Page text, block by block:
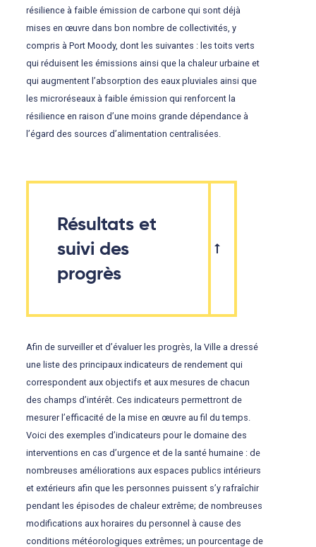
résilience à faible émission de carbone qui sont déjà
mises en œuvre dans bon nombre de collectivités, y
compris à Port Moody, dont les suivantes : les toits verts
qui réduisent les émissions ainsi que la chaleur urbaine et
qui augmentent l’absorption des eaux pluviales ainsi que
les microréseaux à faible émission qui renforcent la
résilience en raison d’une moins grande dépendance à
l’égard des sources d’alimentation centralisées.
Résultats et
suivi des
progrès
Afin de surveiller et d’évaluer les progrès, la Ville a dressé
une liste des principaux indicateurs de rendement qui
correspondent aux objectifs et aux mesures de chacun
des champs d’intérêt. Ces indicateurs permettront de
mesurer l’efficacité de la mise en œuvre au fil du temps.
Voici des exemples d’indicateurs pour le domaine des
interventions en cas d’urgence et de la santé humaine : de
nombreuses améliorations aux espaces publics intérieurs
et extérieurs afin que les personnes puissent s’y rafraîchir
pendant les épisodes de chaleur extrême; de nombreuses
modifications aux horaires du personnel à cause des
conditions météorologiques extrêmes; un pourcentage de